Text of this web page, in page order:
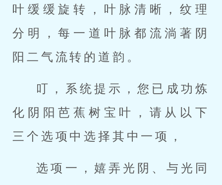
叶缓缓旋转，叶脉清晰，纹理
分明，每一道叶脉都流淌著阴
阳二气流转的道韵。
叮，系统提示，您已成功炼
化阴阳芭蕉树宝叶，请从以下
三个选项中选择其中一项，
选项一，嬉弄光阴、与光同